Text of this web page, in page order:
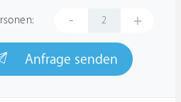
- +
Anfrage senden